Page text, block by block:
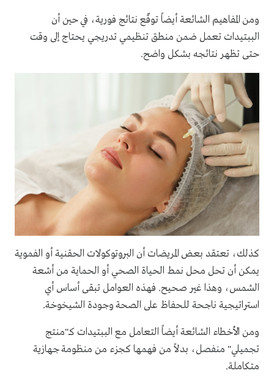
ومن المفاهيم الشائعة أيضاً توقّع نتائج فورية، في حين أن
الببتيدات تعمل ضمن منطق تنظيمي تدريجي يحتاج إلى وقت
حتى تظهر نتائجه بشكل واضح.
كذلك، تعتقد بعض المريضات أن البروتوكولات الحقنية أو الفموية
يمكن أن تحل محل نمط الحياة الصحي أو الحماية من أشعة
الشمس، وهذا غير صحيح. فهذه العوامل تبقى أساس أي
استراتيجية ناجحة للحفاظ على الصحة وجودة الشيخوخة.
ومن الأخطاء الشائعة أيضاً التعامل مع الببتيدات كـ"منتج
تجميلي" منفصل، بدلاً من فهمها كجزء من منظومة جهازية
متكاملة.